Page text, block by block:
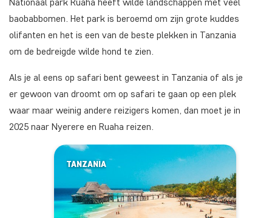
baobabbomen. Het park is beroemd om zijn grote kuddes
olifanten en het is een van de beste plekken in Tanzania
om de bedreigde wilde hond te zien.
Als je al eens op safari bent geweest in Tanzania of als je
er gewoon van droomt om op safari te gaan op een plek
waar maar weinig andere reizigers komen, dan moet je in
2025 naar Nyerere en Ruaha reizen.
TANZANIA